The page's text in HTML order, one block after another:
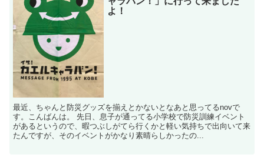
よ！
最近、ちゃんと防災グッズを揃えとかないとなあと思ってるnovで
す。こんばんは。 先日、息子が通ってる小学校で防災訓練イベント
があるというので、暇つぶしがてら行くかと軽い気持ちで出向いて来
たんですが、そのイベントがかなり素晴らしかったの...